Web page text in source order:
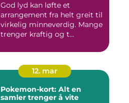
God lyd kan løfte et
arrangement fra helt greit til
virkelig minneverdig. Mange
trenger kraftig og t...
12. mar
Pokemon-kort: Alt en
samler trenger å vite